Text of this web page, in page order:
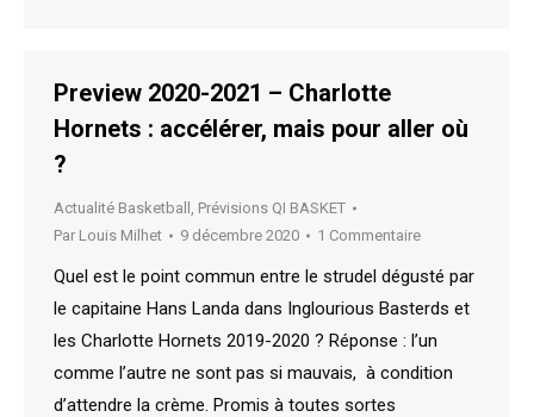
Preview 2020-2021 – Charlotte
Hornets : accélérer, mais pour aller où
?
Actualité Basketball , Prévisions QI BASKET
Par Louis Milhet 9 décembre 2020 1 Commentaire
Quel est le point commun entre le strudel dégusté par
le capitaine Hans Landa dans Inglourious Basterds et
les Charlotte Hornets 2019-2020 ? Réponse : l’un
comme l’autre ne sont pas si mauvais, à condition
d’attendre la crème. Promis à toutes sortes